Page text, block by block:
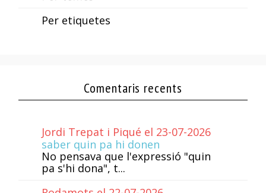
Per etiquetes
Comentaris recents
Jordi Trepat i Piqué el 23-07-2026
saber quin pa hi donen
No pensava que l'expressió "quin
pa s'hi dona", t...